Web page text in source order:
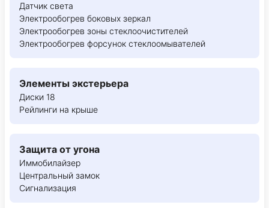
Датчик света
Электрообогрев боковых зеркал
Электрообогрев зоны стеклоочистителей
Электрообогрев форсунок стеклоомывателей
Элементы экстерьера
Диски 18
Рейлинги на крыше
Защита от угона
Иммобилайзер
Центральный замок
Сигнализация